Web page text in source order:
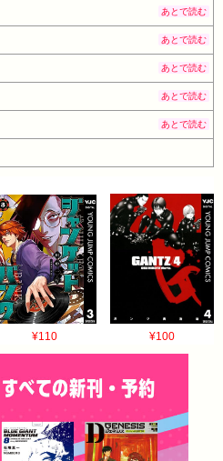
あとで読む
あとで読む
あとで読む
あとで読む
あとで読む
¥110 ¥100